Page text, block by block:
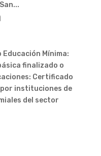
Educación Mínima:
finalizado o
Certificado
instituciones de
del sector